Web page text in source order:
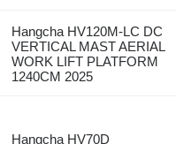
Hangcha HV120M-LC DC
VERTICAL MAST AERIAL
WORK LIFT PLATFORM
1240CM 2025
Hangcha HV70D